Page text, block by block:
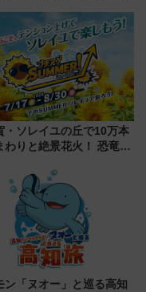
・ソレイユの丘で10万本
わりと絶景花火！ 恐竜や
出かけ最新情報（2026年
日～開催）
ン「ヌオー」と巡る高知